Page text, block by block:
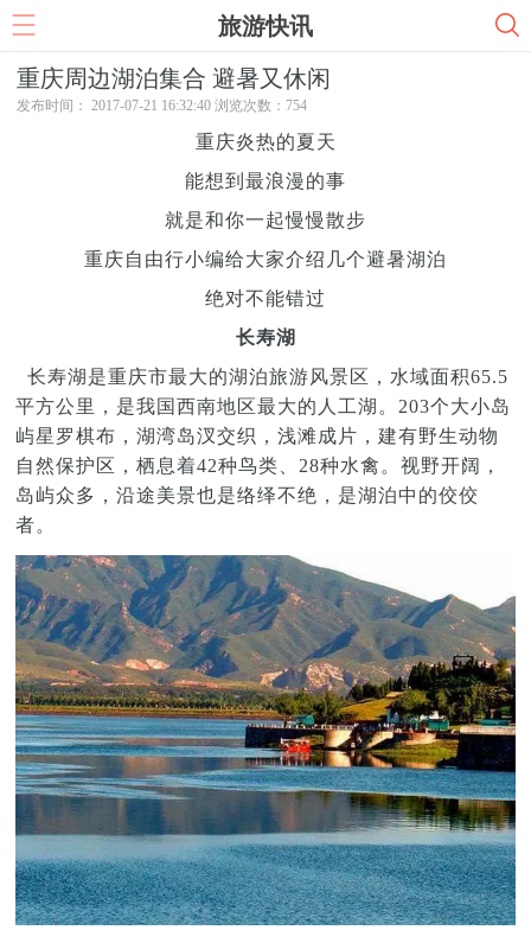
旅游快讯
重庆周边湖泊集合 避暑又休闲
发布时间： 2017-07-21 16:32:40 浏览次数： 754
重庆炎热的夏天
能想到最浪漫的事
就是和你一起慢慢散步
重庆自由行小编给大家介绍几个避暑湖泊
绝对不能错过
长寿湖
长寿湖是重庆市最大的湖泊旅游风景区，水域面积65.5
平方公里，是我国西南地区最大的人工湖。203个大小岛
屿星罗棋布，湖湾岛汊交织，浅滩成片，建有野生动物
自然保护区，栖息着42种鸟类、28种水禽。视野开阔，
岛屿众多，沿途美景也是络绎不绝，是湖泊中的佼佼
者。